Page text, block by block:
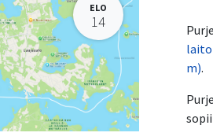
ELO
14
m).